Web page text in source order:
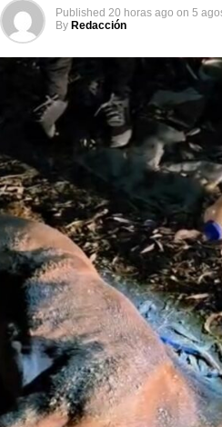
Published 20 horas ago on 5
By Redacción